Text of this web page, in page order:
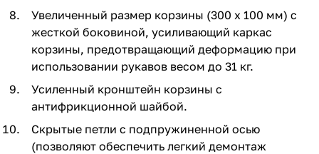
Увеличенный размер корзины (300 х 100 мм) с
жесткой боковиной, усиливающий каркас
корзины, предотвращающий деформацию при
использовании рукавов весом до 31 кг.
Усиленный кронштейн корзины с
антифрикционной шайбой.
Скрытые петли с подпружиненной осью
(позволяют обеспечить легкий демонтаж